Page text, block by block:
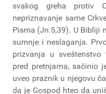
svakog greha protiv
nepriznavanje same
Pisma (Jn.5,39). U Bibliji
sumnje i neslaganja.
prizvanja u sveštenstvo
pred pretnjama, sačinio
uveo praznik u njegovu
da je Gospod hteo da